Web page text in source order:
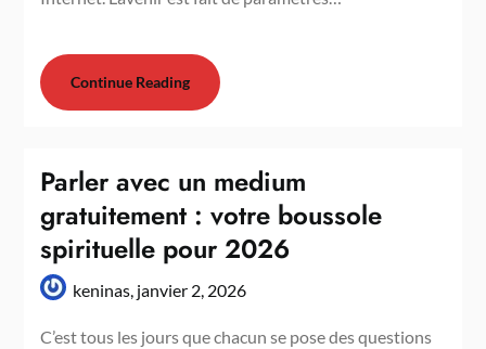
Continue Reading
Parler avec un medium
gratuitement : votre boussole
spirituelle pour 2026
keninas, janvier 2, 2026
C’est tous les jours que chacun se pose des questions